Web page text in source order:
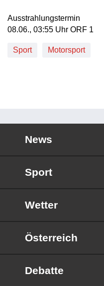
Ausstrahlungstermin
08. Juni, 03:55 Uhr in ORF 1
08.06., 03:55 Uhr ORF 1
Sport Motorsport
News
Sport
Wetter
Österreich
Debatte